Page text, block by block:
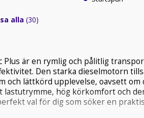
alla(30)
är en rymlig och pålitlig
Den starka dieselmotorn
och lättkörd upplevelse, oavsett
hög körkomfort och
val för dig som söker en